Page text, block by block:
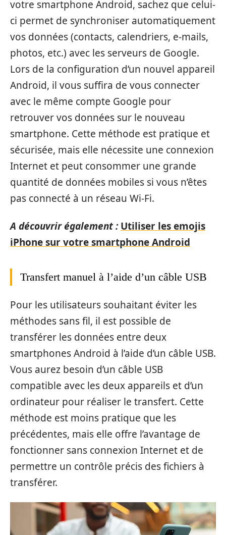
votre smartphone Android, sachez que celui-
ci permet de synchroniser automatiquement
vos données (contacts, calendriers, e-mails,
photos, etc.) avec les serveurs de Google.
Lors de la configuration d’un nouvel appareil
Android, il vous suffira de vous connecter
avec le même compte Google pour
retrouver vos données sur le nouveau
smartphone. Cette méthode est pratique et
sécurisée, mais elle nécessite une connexion
Internet et peut consommer une grande
quantité de données mobiles si vous n’êtes
pas connecté à un réseau Wi-Fi.
A découvrir également : Utiliser les emojis
iPhone sur votre smartphone Android
Transfert manuel à l’aide d’un câble USB
Pour les utilisateurs souhaitant éviter les
méthodes sans fil, il est possible de
transférer les données entre deux
smartphones Android à l’aide d’un câble USB.
Vous aurez besoin d’un câble USB
compatible avec les deux appareils et d’un
ordinateur pour réaliser le transfert. Cette
méthode est moins pratique que les
précédentes, mais elle offre l’avantage de
fonctionner sans connexion Internet et de
permettre un contrôle précis des fichiers à
transférer.